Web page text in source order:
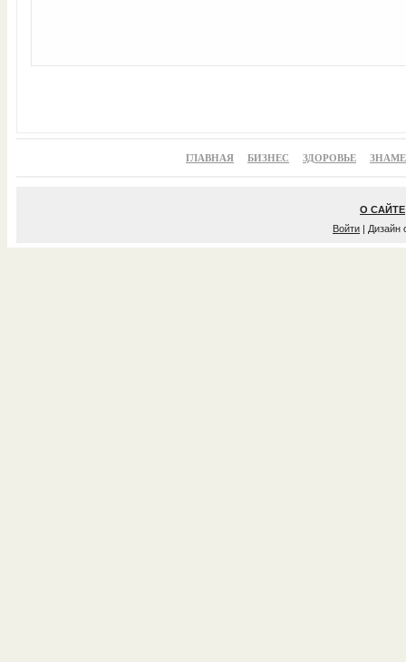
ГЛАВНАЯ БИЗНЕС ЗДОРОВЬЕ
О САЙТЕ
Войти | Дизайн